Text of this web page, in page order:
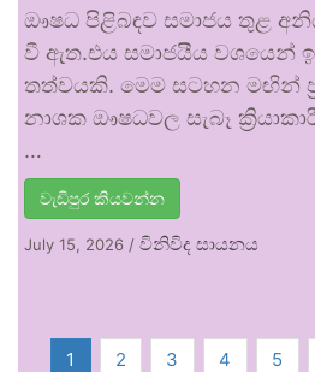
ඖෂධ පිළිබඳව සමාජය තුළ
වී ඇත.එය සමාජයීය වශයෙන්
තත්වයකි. මෙම සටහන මඟින්
නාශක ඖෂධවල සැබෑ
…
වැඩිපුර කියවන්න
July 15, 2026 / විනිවිද සායනය
1 2 3 4 5